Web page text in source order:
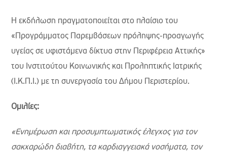
Η εκδήλωση πραγματοποιείται στο πλαίσιο του
«Προγράμματος Παρεμβάσεων πρόληψης-προαγωγής
υγείας σε υφιστάμενα δίκτυα στην Περιφέρεια Αττικής»
του Ινστιτούτου Κοινωνικής και Προληπτικής Ιατρικής
(Ι.Κ.Π.Ι.) με τη συνεργασία του Δήμου Περιστερίου.
Ομιλίες:
«Ενημέρωση και προσυμπτωματικός έλεγχος για τον
σακχαρώδη διαβήτη, τα καρδιαγγειακά νοσήματα, τον